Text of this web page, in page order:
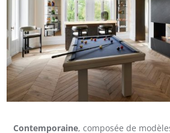
Contemporaine, composée de